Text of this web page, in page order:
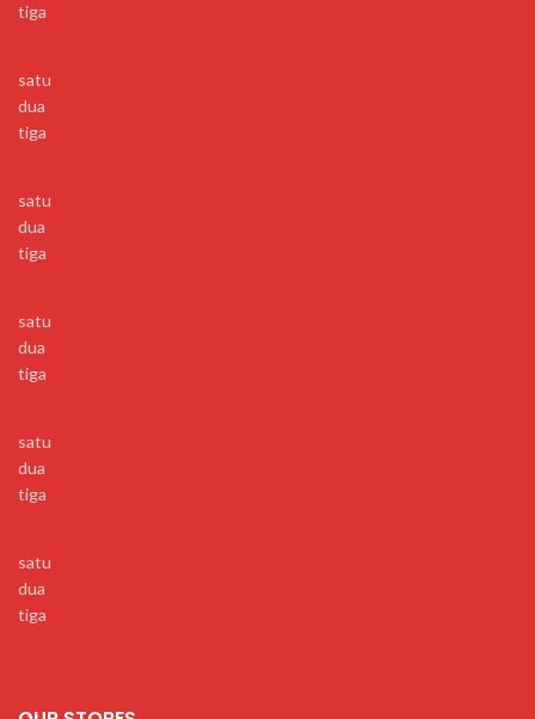
tiga
satu
dua
tiga
satu
dua
tiga
satu
dua
tiga
satu
dua
tiga
satu
dua
tiga